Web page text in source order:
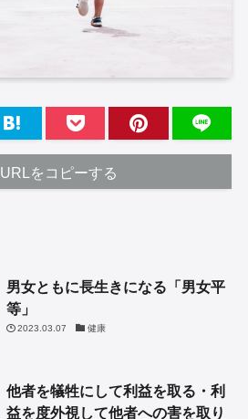
URLをコピーする
男女ともに長生きになる「男女平
等」
2023.03.07 健康
他者を犠牲にして利益を取る・利
益を度外視して他者への害を取り